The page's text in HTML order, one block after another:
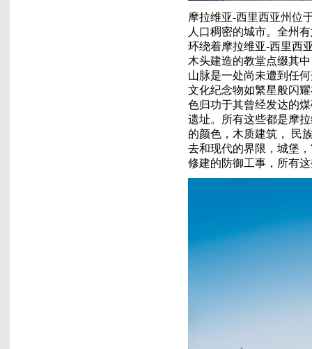
摩拉维亚-西里西亚州位
人口稠密的城市。全州
环绕着摩拉维亚-西里西
木头建造的教堂点缀其
山脉是一处尚未遭到任
文化纪念物如繁星般闪
色归功于其曾经发达的
遗址。所有这些都是摩
的颜色，木质建筑， 民
去和现代的界限，城堡
修建的防御工事，所有